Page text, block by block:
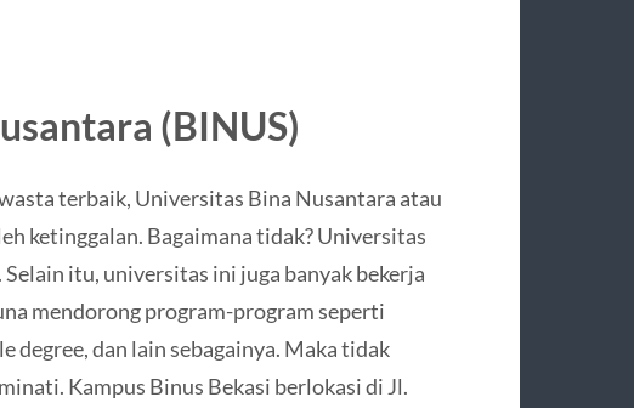
(BINUS)
terbaik, Universitas Bina Nusantara atau
ketinggalan. Bagaimana tidak? Universitas
itu, universitas ini juga banyak bekerja
mendorong program-program seperti
degree, dan lain sebagainya. Maka tidak
Kampus Binus Bekasi berlokasi di Jl.